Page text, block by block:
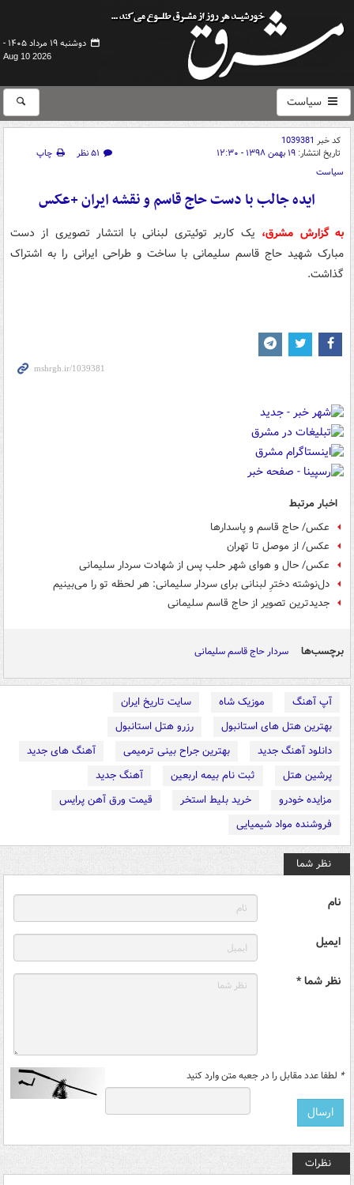
دوشنبه ۱۹ مرداد ۱۴۰۵ -
Aug 10 2026
سیاست
کد خبر 1039381
تاریخ انتشار: ۱۹ بهمن ۱۳۹۸ - ۱۲:۳۰ ۵۱ نظر
چاپ
سیاست
ایده جالب با دست حاج قاسم و نقشه ایران +عکس
به گزارش مشرق، یک کاربر توئیتری لبنانی با انتشار تصویری از دست
مبارک شهید حاج قاسم سلیمانی با ساخت و طراحی ایرانی را به اشتراک
گذاشت.
اخبار مرتبط
عکس/ حاج قاسم و پاسدارها
عکس/ از موصل تا تهران
عکس/ حال و هوای شهر حلب پس از شهادت سردار سلیمانی
دل‌نوشته دخترِ لبنانی برای سردار سلیمانی: هر لحظه تو را می‌بینیم
جدیدترین تصویر از حاج قاسم سلیمانی
برچسب‌ها سردار حاج قاسم سلیمانی
آپ آهنگ موزیک شاه
سایت تاریخ ایران
بهترین هتل های استانبول
رزرو هتل استانبول
دانلود آهنگ جدید
بهترین جراح بینی ترمیمی
آهنگ های جدید
پرشین هتل
ثبت نام بیمه اربعین
آهنگ جدید
مزایده خودرو
خرید بلیط استخر
قیمت ورق آهن پرایس
فروشنده مواد شیمیایی
نظر شما
نام
ایمیل
نظر شما *
* لطفا عدد مقابل را در جعبه متن وارد کنید
نظرات